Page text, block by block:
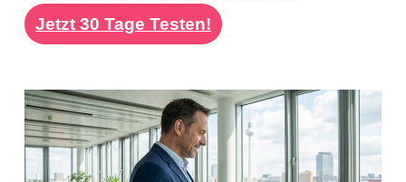
Jetzt 30 Tage Testen!